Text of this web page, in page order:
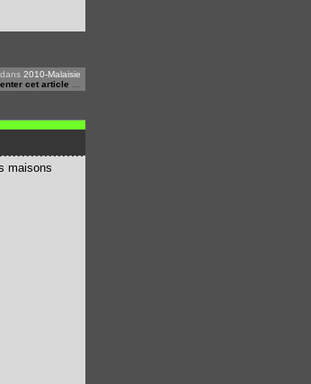
dans 2010-Malaisie
cet article
maisons